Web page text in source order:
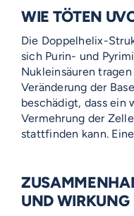
WIE TÖTEN
Die Doppelhelix-
sich Purin- und
Nukleinsäuren
Veränderung der
beschädigt, dass ein
Vermehrung der
stattfinden kann.
UND WIRKUNG